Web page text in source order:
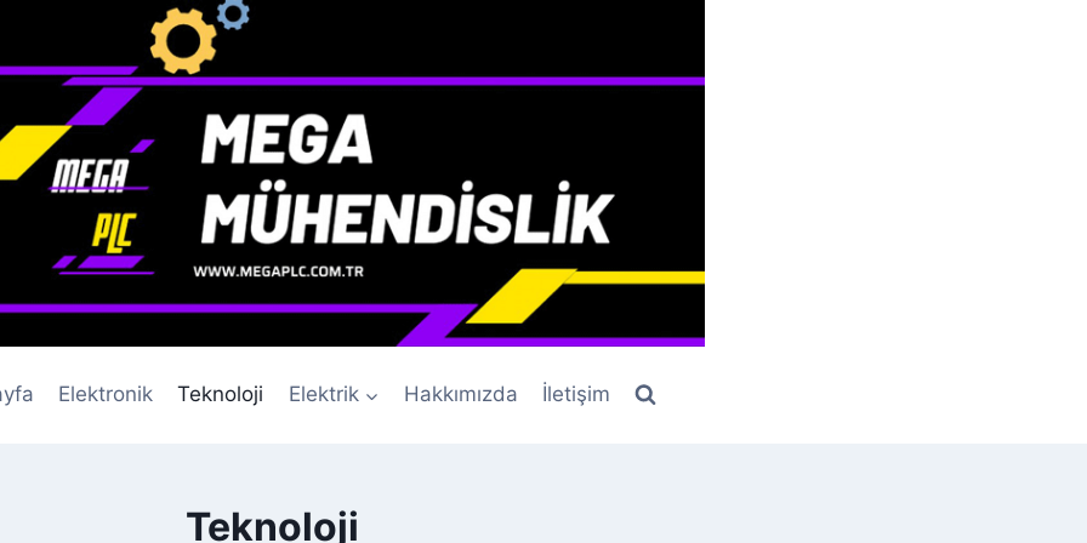
Elektronik Teknoloji Elektrik Hakkımızda İletişim
Teknoloji